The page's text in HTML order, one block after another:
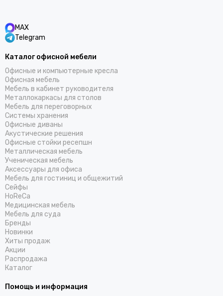
MAX
Telegram
Каталог офисной мебели
Офисные и компьютерные кресла
Офисная мебель
Мебель в кабинет руководителя
Металлокаркасы для столов
Мебель для переговорных
Системы хранения
Офисные диваны
Акустические решения
Офисные стойки ресепшн
Металлическая мебель
Ученическая мебель
Аксессуары для офиса
Мебель для гостиниц и общежитий
Cейфы
HoReCa
Медицинская мебель
Мебель для суда
Бренды
Новинки
Хиты продаж
Акции
Распродажа
Каталог
Помощь и информация